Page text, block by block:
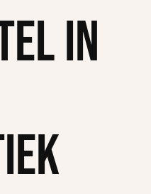
in